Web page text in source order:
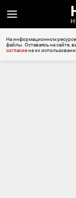
На информационном
файлы. Оставаясь на сайте,
согласиена их